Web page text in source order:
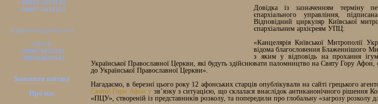
+38050-2655542
+38097-5454255
pilgrimsua@gmail.com
VIBER
+380975454255
+380502655542
Замовити поїздку
Про нас
Довідка із зазначенням терміну
єпархіального управління,
Відповідний циркуляр Київської
єпархіальним архієреям УПЦ:
«Канцелярія Київської Митрополії
відома благословення Блаженнішого
з яким у відповідь на прохання
Української Православної Церкви, які будуть здійснювати паломництво на Святу Гору
до Української Православної Церкви».
Нагадаємо, в березні цього року 12 афонських старців опублікували на сайті грецького
Святої Гори Афон у зв’язку з ситуацією, що склалася внаслідок антиканонічного рішення
«ПЦУ», створеній із представників розколу, та попередили про глобальну «загрозу розколу